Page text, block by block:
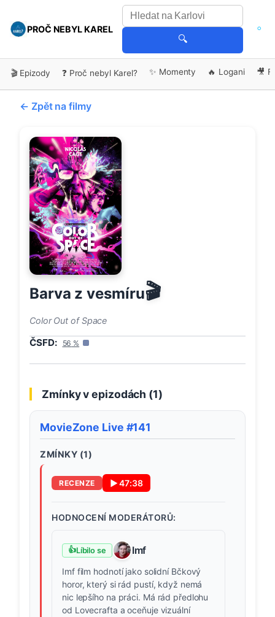
PROČ NEBYL KAREL
🔍
🎬 Epizody ❓ Proč nebyl Karel? ✨ Momenty 🔥 Logani 🎥
← Zpět na filmy
Barva z vesmíru🎬
Color Out of Space
ČSFD: 56 %
Zmínky v epizodách (1)
MovieZone Live #141
ZMÍNKY (1)
RECENZE ▶47:38
HODNOCENÍ MODERÁTORŮ:
👍Líbilo se Imf
Imf film hodnotí jako solidní Bčkový
horor, který si rád pustí, když nemá
nic lepšího na práci. Má rád předlohu
od Lovecrafta a oceňuje vizuální